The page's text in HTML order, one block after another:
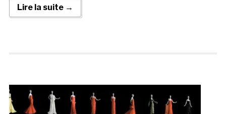
Lire la suite →